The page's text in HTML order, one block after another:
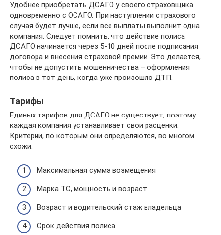
Удобнее приобретать ДСАГО у своего страховщика
одновременно с ОСАГО. При наступлении страхового
случая будет лучше, если все выплаты выполнит одна
компания. Следует помнить, что действие полиса
ДСАГО начинается через 5-10 дней после подписания
договора и внесения страховой премии. Это делается,
чтобы не допустить мошенничества – оформления
полиса в тот день, когда уже произошло ДТП.
Тарифы
Единых тарифов для ДСАГО не существует, поэтому
каждая компания устанавливает свои расценки.
Критерии, по которым они определяются, во многом
схожи:
Максимальная сумма возмещения
Марка ТС, мощность и возраст
Возраст и водительский стаж владельца
Срок действия полиса